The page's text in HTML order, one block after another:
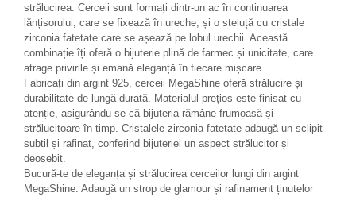
strălucirea. Cerceii sunt formați dintr-un ac în continuarea
lănțisorului, care se fixează în ureche, și o steluță cu cristale
zirconia fatetate care se așează pe lobul urechii. Această
combinație îți oferă o bijuterie plină de farmec și unicitate, care
atrage privirile și emană eleganță în fiecare mișcare.
Fabricați din argint 925, cerceii MegaShine oferă strălucire și
durabilitate de lungă durată. Materialul prețios este finisat cu
atenție, asigurându-se că bijuteria rămâne frumoasă și
strălucitoare în timp. Cristalele zirconia fatetate adaugă un sclipit
subtil și rafinat, conferind bijuteriei un aspect strălucitor și
deosebit.
Bucură-te de eleganța și strălucirea cerceilor lungi din argint
MegaShine. Adaugă un strop de glamour și rafinament ținutelor